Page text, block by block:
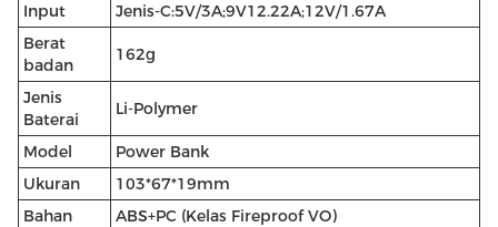
Input
Jenis-C:5V/3A;9V12.22A;12V/1.67A
Berat
badan
162g
Jenis
Baterai
Li-Polymer
Model
Power Bank
Ukuran
103*67*19mm
Bahan
ABS+PC (Kelas Fireproof VO)